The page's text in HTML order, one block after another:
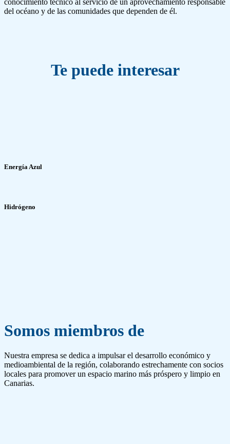
del océano y de las comunidades que dependen de él.
Te puede interesar
Energía Azul
Hidrógeno
Somos miembros de
Nuestra empresa se dedica a impulsar el desarrollo económico y
medioambiental de la región, colaborando estrechamente con socios
locales para promover un espacio marino más próspero y limpio en
Canarias.